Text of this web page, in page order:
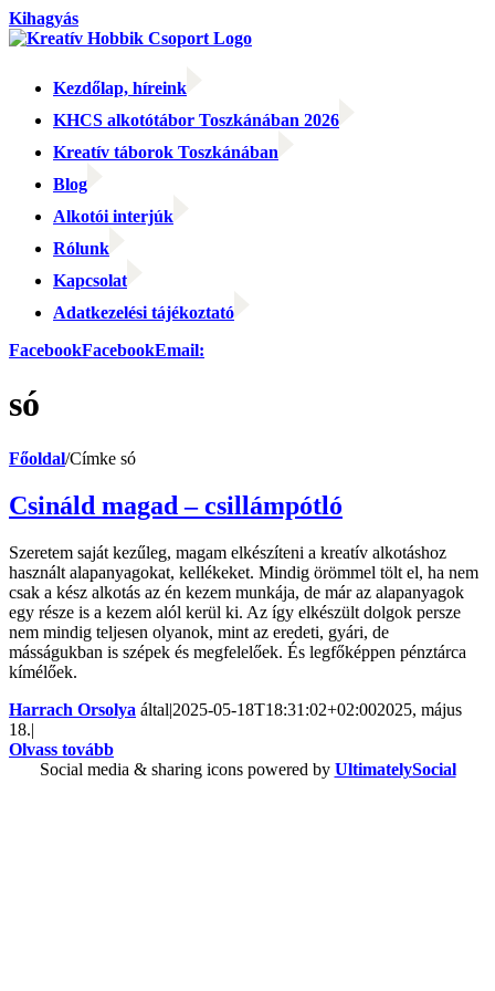
Kihagyás
Kezdőlap, híreink
KHCS alkotótábor Toszkánában 2026
Kreatív táborok Toszkánában
Blog
Alkotói interjúk
Rólunk
Kapcsolat
Adatkezelési tájékoztató
FacebookFacebookEmail:
só
Főoldal/Címke só
Csináld magad – csillámpótló
Szeretem saját kezűleg, magam elkészíteni a kreatív alkotáshoz
használt alapanyagokat, kellékeket. Mindig örömmel tölt el, ha nem
csak a kész alkotás az én kezem munkája, de már az alapanyagok
egy része is a kezem alól kerül ki. Az így elkészült dolgok persze
nem mindig teljesen olyanok, mint az eredeti, gyári, de
másságukban is szépek és megfelelőek. És legfőképpen pénztárca
kímélőek.
Harrach Orsolya által|2025-05-18T18:31:02+02:002025, május
18.|
Olvass tovább
Social media & sharing icons powered by UltimatelySocial